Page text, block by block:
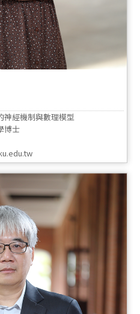
神經機制與數理模型
博士